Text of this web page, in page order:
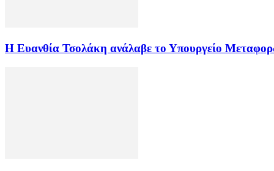
Η Ευανθία Τσολάκη ανάλαβε το Υπουργείο